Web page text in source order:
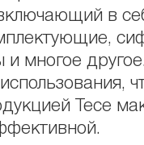
в
и многое
Tece